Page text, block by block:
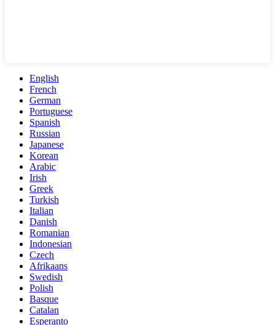
English
French
German
Portuguese
Spanish
Russian
Japanese
Korean
Arabic
Irish
Greek
Turkish
Italian
Danish
Romanian
Indonesian
Czech
Afrikaans
Swedish
Polish
Basque
Catalan
Esperanto